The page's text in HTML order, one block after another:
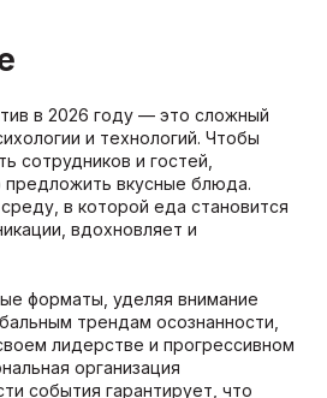
в 2026 году — это сложный
и технологий. Чтобы
сотрудников и гостей,
предложить вкусные блюда.
в которой еда становится
вдохновляет и
форматы, уделяя внимание
трендам осознанности,
лидерстве и прогрессивном
организация
события гарантирует, что